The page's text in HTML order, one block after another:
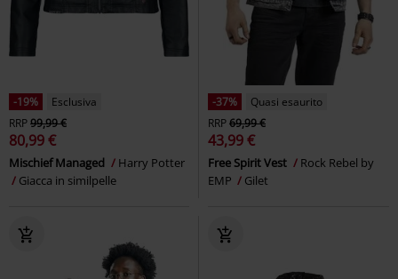
-19%
Esclusiva
RRP99,99 €
80,99 €
Mischief Managed
Harry Potter
Giacca in similpelle
-37%
Quasi esaurito
RRP69,99 €
43,99 €
Free Spirit Vest
Rock Rebel by
EMP
Gilet